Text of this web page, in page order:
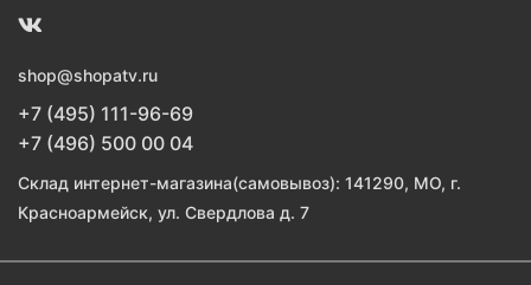
shop@shopatv.ru
+7 (495) 111-96-69
+7 (496) 500 00 04
Склад интернет-магазина(самовывоз): 141290, МО, г.
Красноармейск, ул. Свердлова д. 7